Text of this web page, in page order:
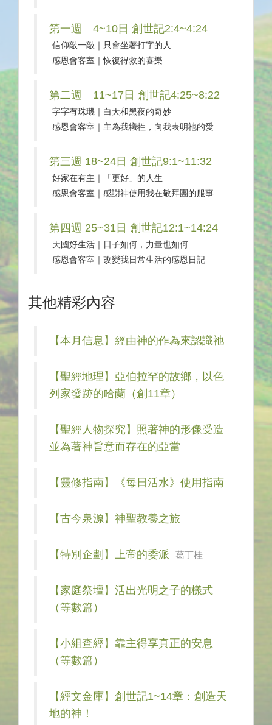
第一週 4~10日 創世記2:4~4:24
信仰敲一敲｜只會坐著打字的人
感恩會客室｜恢復得救的喜樂
第二週 11~17日 創世記4:25~8:22
字字有珠璣｜白天和黑夜的奇妙
感恩會客室｜主為我犧牲，向我表明祂的愛
第三週 18~24日 創世記9:1~11:32
好家在有主｜「更好」的人生
感恩會客室｜感謝神使用我在敬拜團的服事
第四週 25~31日 創世記12:1~14:24
天國好生活｜日子如何，力量也如何
感恩會客室｜改變我日常生活的感恩日記
其他精彩內容
【本月信息】經由神的作為來認識祂
【聖經地理】亞伯拉罕的故鄉，以色
列家發跡的哈蘭（創11章）
【聖經人物探究】照著神的形像受造
並為著神旨意而存在的亞當
【靈修指南】《每日活水》使用指南
【古今泉源】神聖教養之旅
【特別企劃】上帝的委派 葛丁桂
【家庭祭壇】活出光明之子的樣式
（等數篇）
【小組查經】靠主得享真正的安息
（等數篇）
【經文金庫】創世記1~14章：創造天
地的神！